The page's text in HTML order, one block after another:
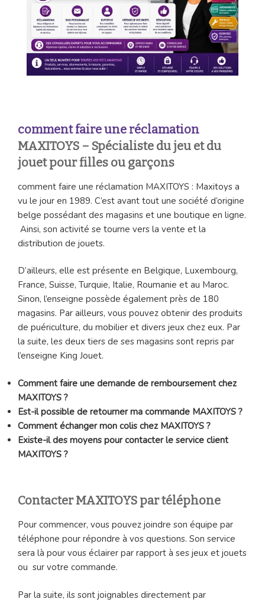
comment faire une réclamation
MAXITOYS – Spécialiste du jeu et du
jouet pour filles ou garçons
comment faire une réclamation MAXITOYS : Maxitoys a
vu le jour en 1989. C’est avant tout une société d’origine
belge possédant des magasins et une boutique en ligne.
Ainsi, son activité se tourne vers la vente et la
distribution de jouets.
D’ailleurs, elle est présente en Belgique, Luxembourg,
France, Suisse, Turquie, Italie, Roumanie et au Maroc.
Sinon, l’enseigne possède également près de 180
magasins. Par ailleurs, vous pouvez obtenir des produits
de puériculture, du mobilier et divers jeux chez eux. Par
la suite, les deux tiers de ses magasins sont repris par
l’enseigne King Jouet.
Comment faire une demande de remboursement chez
MAXITOYS ?
Est-il possible de retourner ma commande MAXITOYS ?
Comment échanger mon colis chez MAXITOYS ?
Existe-il des moyens pour contacter le service client
MAXITOYS ?
Contacter MAXITOYS par téléphone
Pour commencer, vous pouvez joindre son équipe par
téléphone pour répondre à vos questions. Son service
sera là pour vous éclairer par rapport à ses jeux et jouets
ou sur votre commande.
Par la suite, ils sont joignables directement par